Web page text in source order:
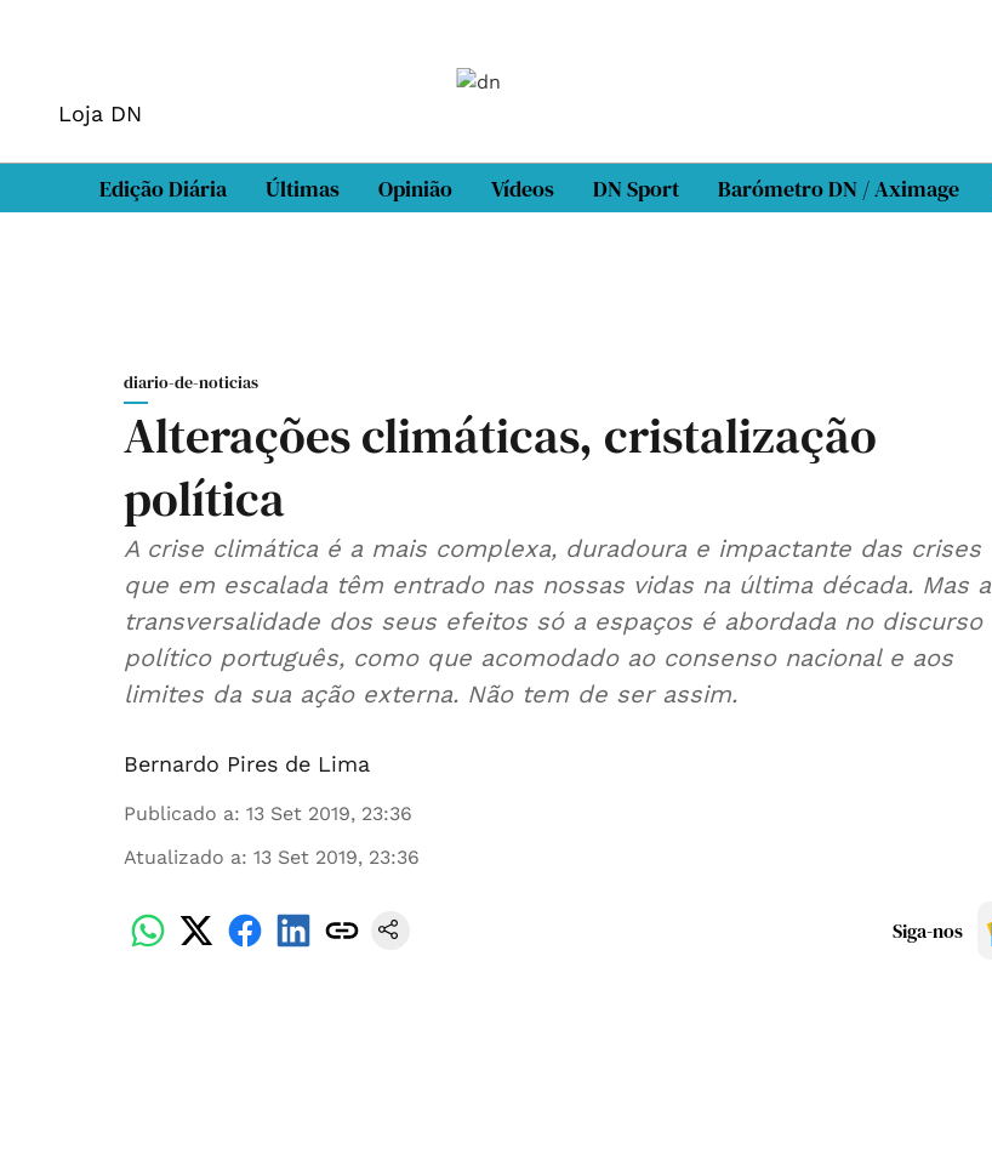
Loja DN
Edição Diária Últimas Opinião Vídeos DN Sport Barómetro DN / Aximage
diario-de-noticias
Alterações climáticas, cristalização
política
A crise climática é a mais complexa, duradoura e impactante das crises
que em escalada têm entrado nas nossas vidas na última década. Mas a
transversalidade dos seus efeitos só a espaços é abordada no discurso
político português, como que acomodado ao consenso nacional e aos
limites da sua ação externa. Não tem de ser assim.
Bernardo Pires de Lima
Publicado a: 13 Set 2019, 23:36
Atualizado a: 13 Set 2019, 23:36
Siga-nos